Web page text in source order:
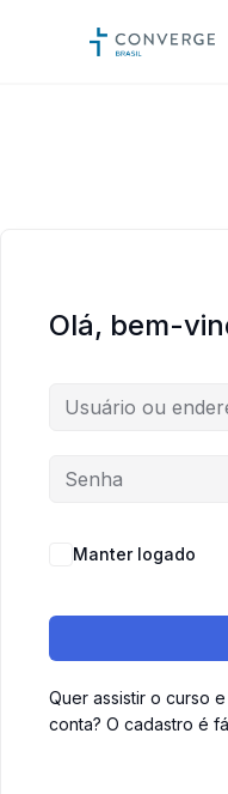
Olá, bem-
Manter logado
Quer assistir o curso
conta? O cadastro é